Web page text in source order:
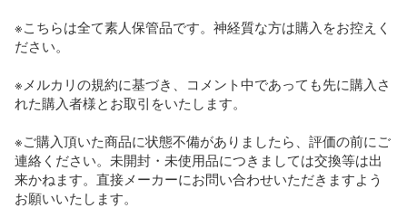
※こちらは全て素人保管品です。神経質な方は購入をお控えく
ださい。
※メルカリの規約に基づき、コメント中であっても先に購入さ
れた購入者様とお取引をいたします。
※ご購入頂いた商品に状態不備がありましたら、評価の前にご
連絡ください。未開封・未使用品につきましては交換等は出
来かねます。直接メーカーにお問い合わせいただきますよう
お願いいたします。